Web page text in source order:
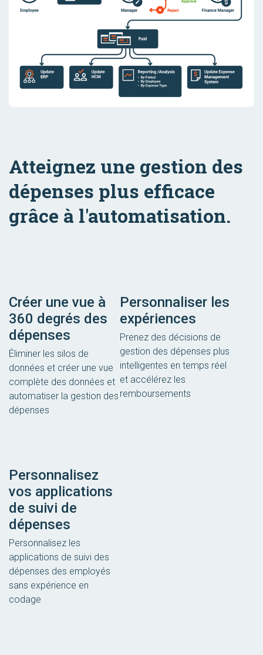
Atteignez une gestion des
dépenses plus efficace
grâce à l'automatisation.
Créer une vue à
360 degrés des
dépenses
Éliminer les silos de
données et créer une vue
complète des données et
automatiser la gestion des
dépenses
Personnaliser les
expériences
Prenez des décisions de
gestion des dépenses plus
intelligentes en temps réel
et accélérez les
remboursements
Personnalisez
vos applications
de suivi de
dépenses
Personnalisez les
applications de suivi des
dépenses des employés
sans expérience en
codage